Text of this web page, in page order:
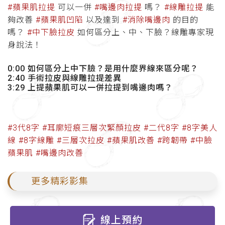
#蘋果肌拉提 可以一併 #嘴邊肉拉提 嗎？ #線雕拉提 能
夠改善 #蘋果肌凹陷 以及達到 #消除嘴邊肉 的目的
嗎？ #中下臉拉皮 如何區分上、中、下臉？線雕專家現
身說法！
0:00 如何區分上中下臉？是用什麼界線來區分呢？
2:40 手術拉皮與線雕拉提差異
3:29 上提蘋果肌可以一併拉提到嘴邊肉嗎？
#3代8字 #耳廓短痕三層次緊顏拉皮 #二代8字 #8字美人
線 #8字線雕 #三層次拉皮 #蘋果肌改善 #跨韌帶 #中臉
蘋果肌 #嘴邊肉改善
更多精彩影集
線上預約